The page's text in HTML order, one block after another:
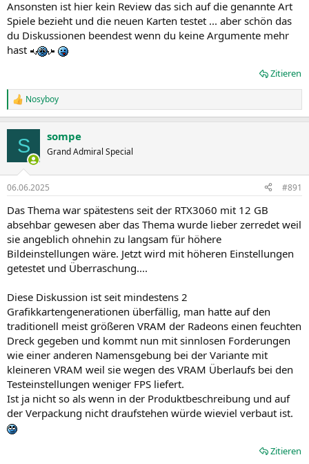
Ansonsten ist hier kein Review das sich auf die genannte Art
Spiele bezieht und die neuen Karten testet ... aber schön das
du Diskussionen beendest wenn du keine Argumente mehr
hast
Zitieren
R
e
e
:
Nosyboy
S sompe
Grand Admiral Special
06.06.2025 #891
Das Thema war spätestens seit der RTX3060 mit 12 GB
absehbar gewesen aber das Thema wurde lieber zerredet weil
sie angeblich ohnehin zu langsam für höhere
Bildeinstellungen wäre. Jetzt wird mit höheren Einstellungen
getestet und Überraschung....
Diese Diskussion ist seit mindestens 2
Grafikkartengenerationen überfällig, man hatte auf den
traditionell meist größeren VRAM der Radeons einen feuchten
Dreck gegeben und kommt nun mit sinnlosen Forderungen
wie einer anderen Namensgebung bei der Variante mit
kleineren VRAM weil sie wegen des VRAM Überlaufs bei den
Testeinstellungen weniger FPS liefert.
Ist ja nicht so als wenn in der Produktbeschreibung und auf
der Verpackung nicht draufstehen würde wieviel verbaut ist.
Zitieren